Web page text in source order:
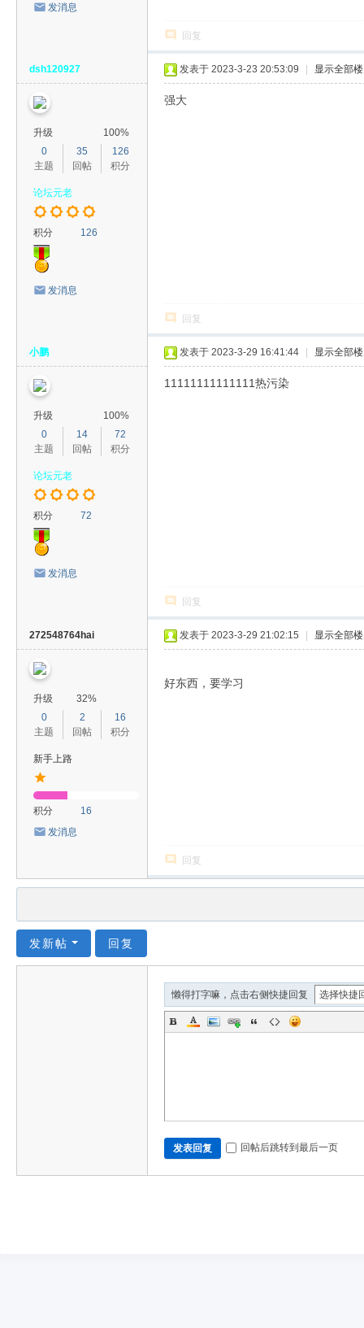
发消息
回复
dsh120927
升级
100%
0
主题
35
回帖
126
积分
论坛元老
积分 126
发消息
发表于 2023-3-23 20:53:09 显示全部
强大
回复
小鹏
升级
100%
0
主题
14
回帖
72
积分
论坛元老
积分 72
发消息
发表于 2023-3-29 16:41:44 显示全部
11111111111111热污染
回复
272548764hai
升级
32%
0
主题
2
回帖
16
积分
新手上路
积分
16
发消息
发表于 2023-3-29 21:02:15 显示全部
好东西，要学习
回复
发新帖 回复
懒得打字嘛，点击右侧快捷回复
发表回复 回帖后跳转到最后一页